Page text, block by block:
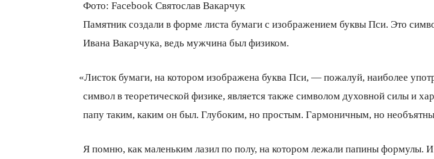
Фото: Facebook Святослав Вакарчук
Памятник создали в форме листа бумаги с изображением буквы Пси. Это
Ивана Вакарчука, ведь мужчина был физиком.
«Листок бумаги, на котором изображена буква Пси, — пожалуй, наиболее
символ в теоретической физике, является также символом духовной силы и
папу таким, каким он был. Глубоким, но простым. Гармоничным, но
Я помню, как маленьким лазил по полу, на котором лежали папины формулы.